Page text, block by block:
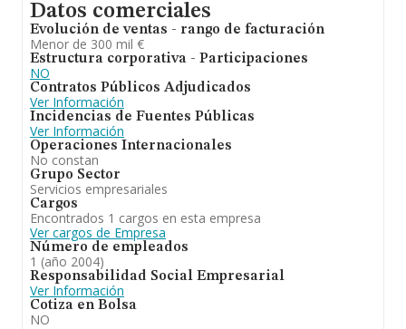
Datos comerciales
Evolución de ventas - rango de facturación
Menor de 300 mil €
Estructura corporativa - Participaciones
NO
Contratos Públicos Adjudicados
Ver Información
Incidencias de Fuentes Públicas
Ver Información
Operaciones Internacionales
No constan
Grupo Sector
Servicios empresariales
Cargos
Encontrados 1 cargos en esta empresa
Ver cargos de Empresa
Número de empleados
1 (año 2004)
Responsabilidad Social Empresarial
Ver Información
Cotiza en Bolsa
NO